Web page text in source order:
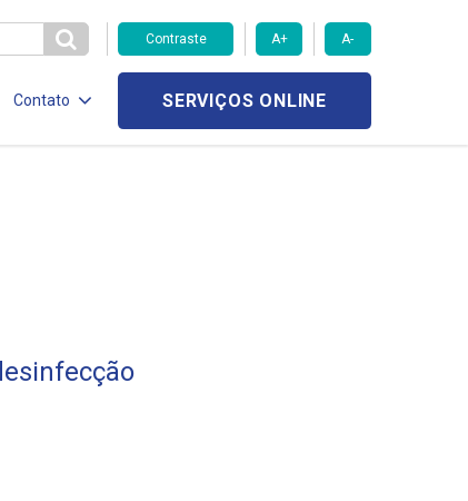
Contraste A+ A-
Contato SERVIÇOS ONLINE